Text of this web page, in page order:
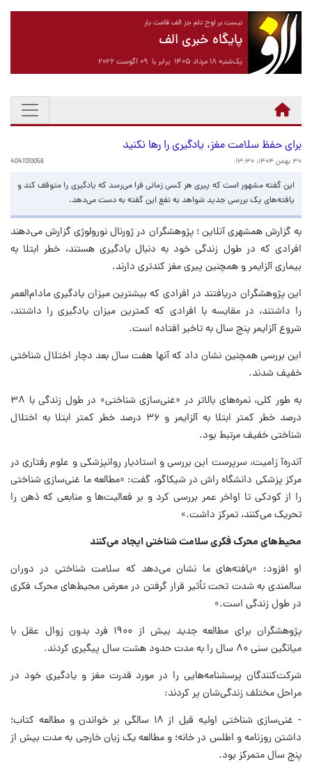
نیست بر لوح دلم جز الف قامت یار
پایگاه خبری الف
یک‌شنبه ۱۸ مرداد ۱۴۰۵ برابر با ۰۹ آگوست ۲۰۲۶
برای حفظ سلامت مغز، یادگیری را رها نکنید
۳۰ بهمن ۱۴۰۴، ۱۳:۳۰ 4041130056
این گفته مشهور است که پیری هر کسی زمانی فرا می‌رسد که یادگیری را متوقف کند و
یافته‌های یک بررسی جدید شواهد به نفع این گفته به دست می‌دهد.
به گزارش همشهری آنلاین ؛ پژوهشگران در ژورنال نورولوژی گزارش می‌دهند
افرادی که در طول زندگی خود به دنبال یادگیری هستند، خطر ابتلا به
بیماری آلزایمر و همچنین پیری مغز کندتری دارند.
این پژوهشگران دریافتند در افرادی که بیشترین میزان یادگیری مادام‌العمر
را داشتند، در مقایسه با افرادی که کمترین میزان یادگیری را داشتند،
شروع آلزایمر پنج سال به تاخیر افتاده است.
این بررسی همچنین نشان داد که آنها هفت سال بعد دچار اختلال شناختی
خفیف شدند.
به طور کلی، نمره‌های بالاتر در «غنی‌سازی شناختی» در طول زندگی با ۳۸
درصد خطر کمتر ابتلا به آلزایمر و ۳۶ درصد خطر کمتر ابتلا به اختلال
شناختی خفیف مرتبط بود.
آندره‌آ زامیت، سرپرست این بررسی و استادیار روانپزشکی و علوم رفتاری در
مرکز پزشکی دانشگاه راش در شیکاگو، گفت: «مطالعه ما غنی‌سازی شناختی
را از کودکی تا اواخر عمر بررسی کرد و بر فعالیت‌ها و منابعی که ذهن را
تحریک می‌کنند، تمرکز داشت.»
محیط‌های محرک فکری سلامت شناختی ایجاد می‌کنند
او افزود: «یافته‌های ما نشان می‌دهد که سلامت شناختی در دوران
سالمندی به شدت تحت تأثیر قرار گرفتن در معرض محیط‌های محرک فکری
در طول زندگی است.»
پژوهشگران برای مطالعه جدید بیش از ۱۹۰۰ فرد بدون زوال عقل با
میانگین سنی ۸۰ سال را به مدت حدود هشت سال پیگیری کردند.
شرکت‌کنندگان پرسشنامه‌هایی را در مورد قدرت مغز و یادگیری خود در
مراحل مختلف زندگی‌شان پر کردند:
- غنی‌سازی شناختی اولیه قبل از ۱۸ سالگی بر خواندن و مطالعه کتاب؛
داشتن روزنامه و اطلس در خانه؛ و مطالعه یک زبان خارجی به مدت بیش از
پنج سال متمرکز بود.